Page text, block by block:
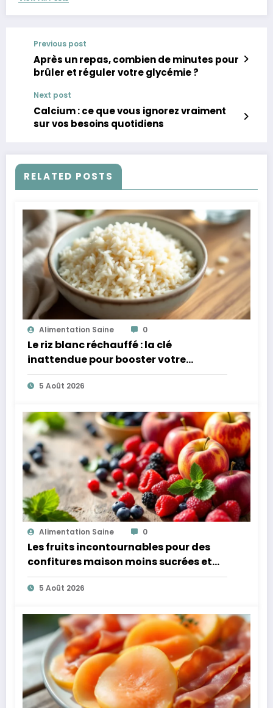
Previous post
Après un repas, combien de minutes pour
brûler et réguler votre glycémie ?
Next post
Calcium : ce que vous ignorez vraiment
sur vos besoins quotidiens
RELATED POSTS
Alimentation Saine 0
Le riz blanc réchauffé : la clé
inattendue pour booster votre
microbiote
5 Août 2026
Alimentation Saine 0
Les fruits incontournables pour des
confitures maison moins sucrées et
plus légères
5 Août 2026